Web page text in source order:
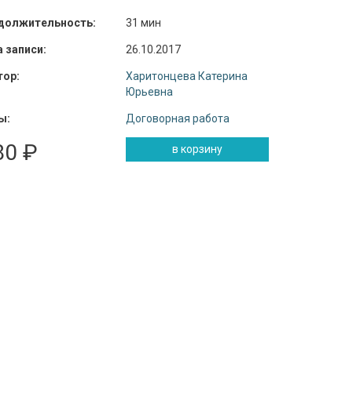
31 мин
записи: 26.10.2017
Харитонцева Катерина
Юрьевна
Договорная работа
₽